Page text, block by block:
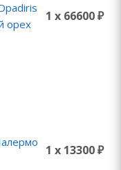
орех
1 x 66600 ₽
1 x 13300 ₽